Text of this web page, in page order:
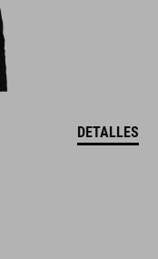
DETALLES